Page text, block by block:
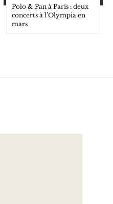
Polo & Pan à Paris : deux
concerts à l’Olympia en
mars